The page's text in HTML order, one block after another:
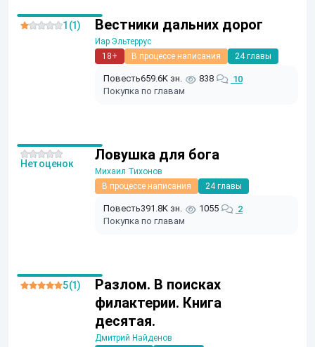
Вестники дальних дорог
Иар Эльтеррус
18+
В процессе написания 24 главы
Повесть659.6K зн. 838
10
Покупка по главам
1 (1)
Ловушка для бога
Михаил Тихонов
В процессе написания
24 главы
Повесть391.8K зн. 1055
2
Покупка по главам
Нет оценок
Разлом. В поисках
филактерии. Книга
десятая.
Дмитрий Найденов
5 (1)